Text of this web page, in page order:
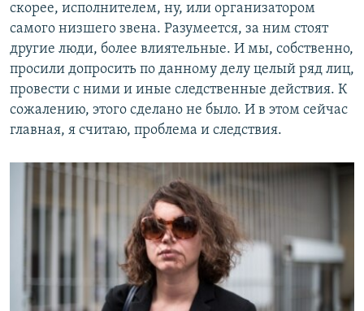
скорее, исполнителем, ну, или организатором
самого низшего звена. Разумеется, за ним стоят
другие люди, более влиятельные. И мы, собственно,
просили допросить по данному делу целый ряд лиц,
провести с ними и иные следственные действия. К
сожалению, этого сделано не было. И в этом сейчас
главная, я считаю, проблема и следствия.